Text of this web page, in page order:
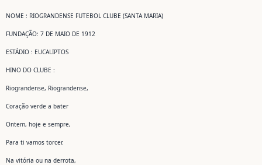
NOME : RIOGRANDENSE FUTEBOL CLUBE (SANTA MARIA)
FUNDAÇÃO: 7 DE MAIO DE 1912
ESTÁDIO : EUCALIPTOS
HINO DO CLUBE :
Riograndense, Riograndense,
Coração verde a bater
Ontem, hoje e sempre,
Para ti vamos torcer.
Na vitória ou na derrota,